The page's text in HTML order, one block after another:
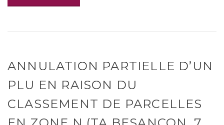
ANNULATION PARTIELLE D’UN
PLU EN RAISON DU
CLASSEMENT DE PARCELLES